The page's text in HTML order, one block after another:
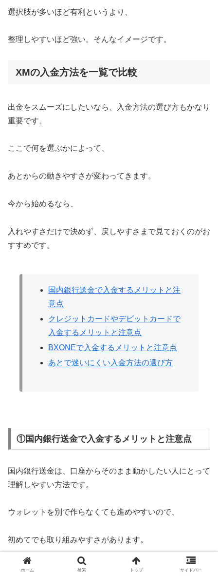
選択肢が多いほど有利というより、
整理しやすいほど強い。そんなイメージです。
XMの入金方法を一覧で比較
出金をスムーズにしたいなら、入金方法の選び方もかなり
重要です。
ここで何を選ぶかによって、
あとからの動きやすさが変わってきます。
今から始めるなら、
入れやすさだけで決めず、戻しやすさまで見ておくのがお
すすめです。
国内銀行送金で入金するメリットと注
意点
クレジットカードやデビットカードで
入金するメリットと注意点
BXONEで入金するメリットと注意点
あとで迷いにくい入金方法の選び方
①国内銀行送金で入金するメリットと注意点
国内銀行送金は、口座からそのまま動かしたい人にとって
理解しやすい方法です。
ウォレットを別で作らなくても進めやすいので、
初めてでも取り組みやすさがあります。
シンプルに始めたいなら、国内銀行送金は最初の候補とし
ホーム 検索 トップ サイドバー